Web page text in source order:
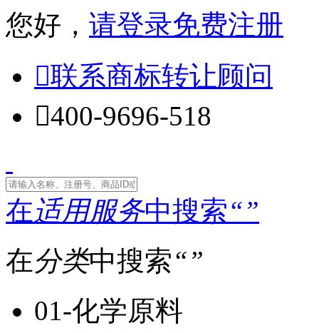
您好， 请登录免费注册
联系商标转让顾问
400-9696-518
在适用服务中搜索“”
在分类中搜索“”
01-化学原料